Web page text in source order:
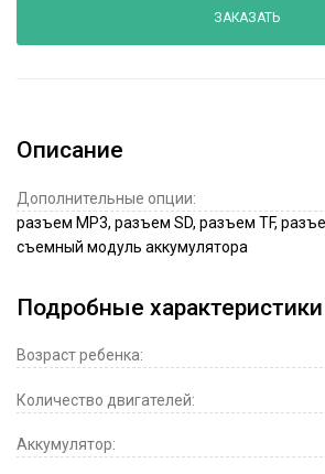
ЗАКАЗАТЬ
Описание
Дополнительные опции:
разъем MP3, разъем SD, разъем TF,
съемный модуль аккумулятора
Подробные характеристики
Возраст ребенка:
Количество двигателей:
Аккумулятор: